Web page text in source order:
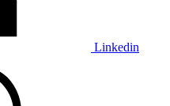
Linkedin